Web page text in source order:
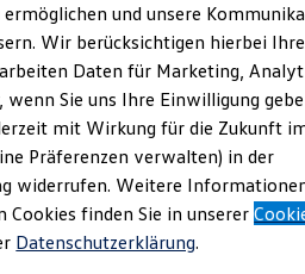
und unsere
Wir berücksichtigen hierbei Ihre
Daten für Marketing,
wenn Sie uns Ihre Einwilligung
mit Wirkung für die Zukunft
Präferenzen verwalten) in der
widerrufen. Weitere
Cookies finden Sie in unserer
Datenschutzerklärung.